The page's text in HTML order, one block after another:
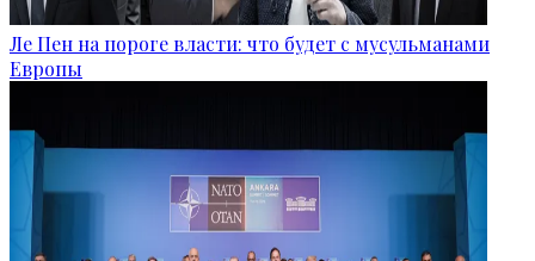
Ле Пен на пороге власти: что будет с мусульманами
Европы